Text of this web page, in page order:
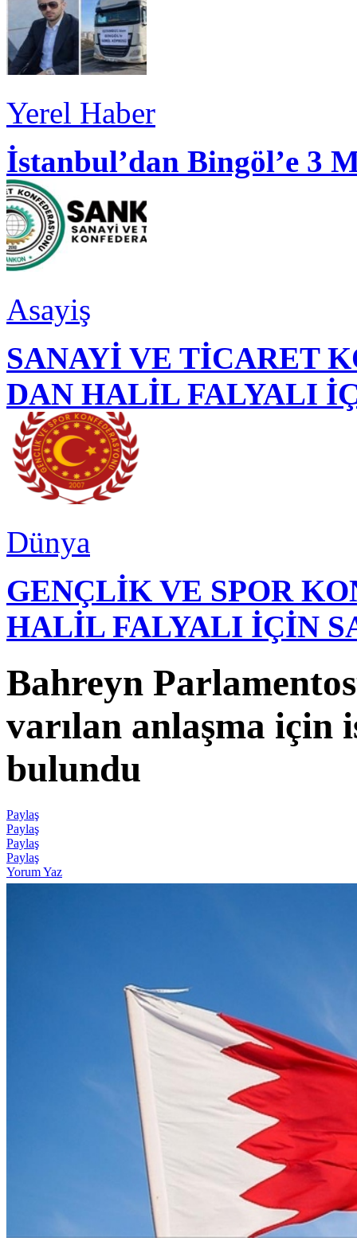
Yerel Haber
İstanbul’dan Bingöl’e 3
Asayiş
SANAYİ VE TİCARET
DAN HALİL FALYALI
Dünya
GENÇLİK VE SPOR
HALİL FALYALI İÇİN
Bahreyn
varılan anlaşma için
bulundu
Paylaş
Paylaş
Paylaş
Paylaş
Yorum Yaz